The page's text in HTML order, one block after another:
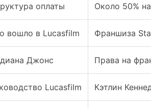
оплаты Около 50%
вошло в Lucasfilm Франшиза
Джонс Права на
Lucasfilm Кэтлин